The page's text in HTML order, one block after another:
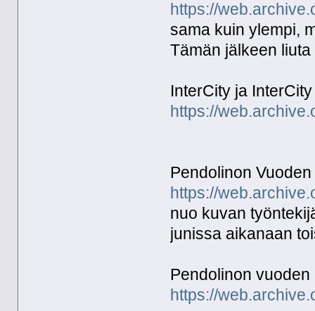
https://
sama kuin ylempi,
Tämän jälkeen liuta
InterCity ja
https://
Pendolinon
https://
nuo kuvan
junissa aikanaan
Pendolinon
https://